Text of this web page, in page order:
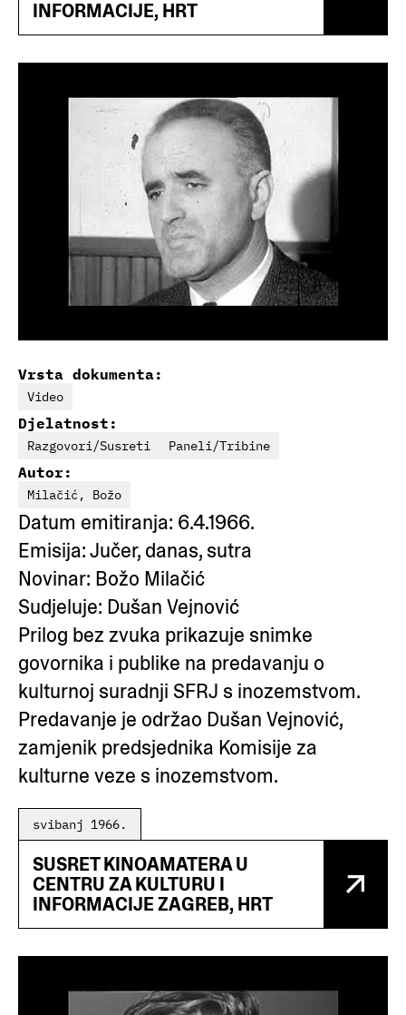
INFORMACIJE, HRT
Vrsta dokumenta:
Video
Djelatnost:
Razgovori/Susreti Paneli/Tribine
Autor:
Milačić, Božo
Datum emitiranja: 6.4.1966.
Emisija: Jučer, danas, sutra
Novinar: Božo Milačić
Sudjeluje: Dušan Vejnović
Prilog bez zvuka prikazuje snimke
govornika i publike na predavanju o
kulturnoj suradnji SFRJ s inozemstvom.
Predavanje je održao Dušan Vejnović,
zamjenik predsjednika Komisije za
kulturne veze s inozemstvom.
svibanj 1966.
SUSRET KINOAMATERA U
CENTRU ZA KULTURU I
INFORMACIJE ZAGREB, HRT